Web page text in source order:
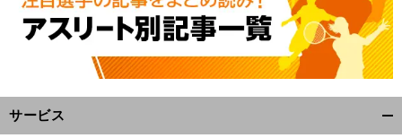
サービス